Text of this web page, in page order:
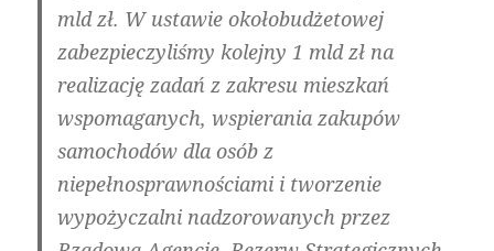
mld zł. W ustawie okołobudżetowej
zabezpieczyliśmy kolejny 1 mld zł na
realizację zadań z zakresu mieszkań
wspomaganych, wspierania zakupów
samochodów dla osób z
niepełnosprawnościami i tworzenie
wypożyczalni nadzorowanych przez